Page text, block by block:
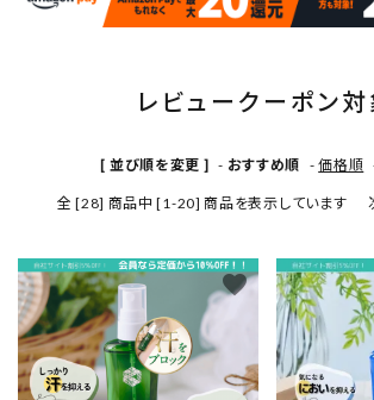
INFORMATION
レビュークーポン対
[ 並び順を変更 ] - おすすめ順 -価格順
全 [28] 商品中 [1-20] 商品を表示しています
favorite